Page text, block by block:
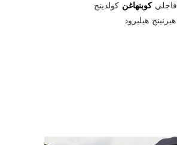
فاجلي كوبنهاغن كولدينج
هيرنينج هيليرود